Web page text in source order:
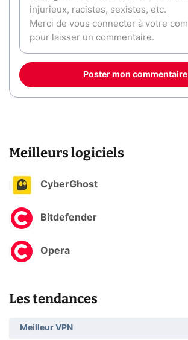
Poster mon commentaire
Meilleurs logiciels
CyberGhost
Bitdefender
Opera
Les tendances
Meilleur VPN